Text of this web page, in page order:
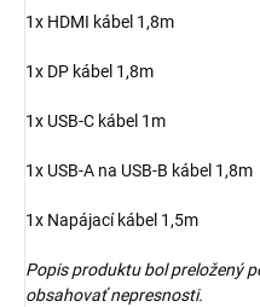
1x HDMI kábel 1,8m
1x DP kábel 1,8m
1x USB-C kábel 1m
1x USB-A na USB-B kábel 1,8m
1x Napájací kábel 1,5m
Popis produktu bol preložený
obsahovať nepresnosti.